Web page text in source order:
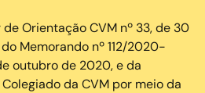
Orientação CVM nº 33, de 30
Memorando nº 112/2020-
outubro de 2020, e da
da CVM por meio da